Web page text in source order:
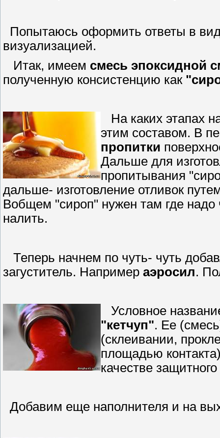
Попытаюсь оформить ответы в
визуализацией.
Итак, имеем смесь эпоксидной
полученную консистенцию как
На каких этапах
этим составом. В
пропитки
Дальше для
пропитывания
дальше- изготовление отливок
Вобщем "сироп" нужен там где надо
налить.
Теперь начнем по чуть- чуть
загуститель. Например аэросил.
Условное
"кетчуп". Ее
(склеивании,
площадью
качестве
Добавим еще наполнителя и на